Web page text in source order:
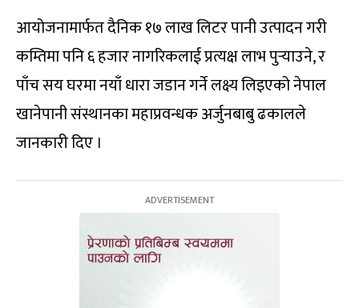
आयोजनामार्फत दैनिक १७ लाख लिटर पानी उत्पादन गरी
कम्तिमा पनि ६ हजार नागरिकलाई प्रत्यक्ष लाभ पुर्‍याउने, र
पाँच सय घरमा नयाँ धारा जडान गर्ने लक्ष्य लिइएको नेपाल
खानेपानी संस्थानका महाप्रवन्धक अर्जुनबाबु ढकालले
जानकारी दिए ।